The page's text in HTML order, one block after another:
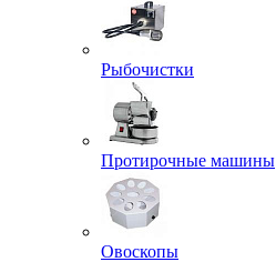
Рыбочистки
Протирочные машины
Овоскопы